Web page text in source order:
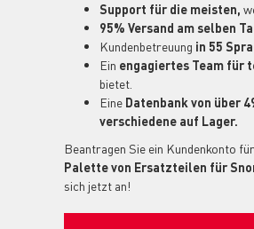
Support für die meisten,
95% Versand am selben
Kundenbetreuung in 55
Ein engagiertes Team für
bietet.
Eine Datenbank von über
verschiedene auf Lager.
Beantragen Sie ein Kundenkonto
Palette von Ersatzteilen für
sich jetzt an!